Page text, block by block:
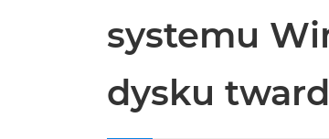
systemu
dysku